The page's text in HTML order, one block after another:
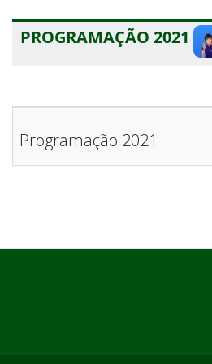
PROGRAMAÇÃO 2021
Programação 2021